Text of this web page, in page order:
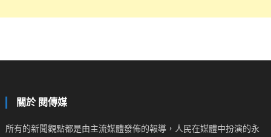
關於 閱傳媒
所有的新聞觀點都是由主流媒體發佈的報導，人民在媒體中扮演的永